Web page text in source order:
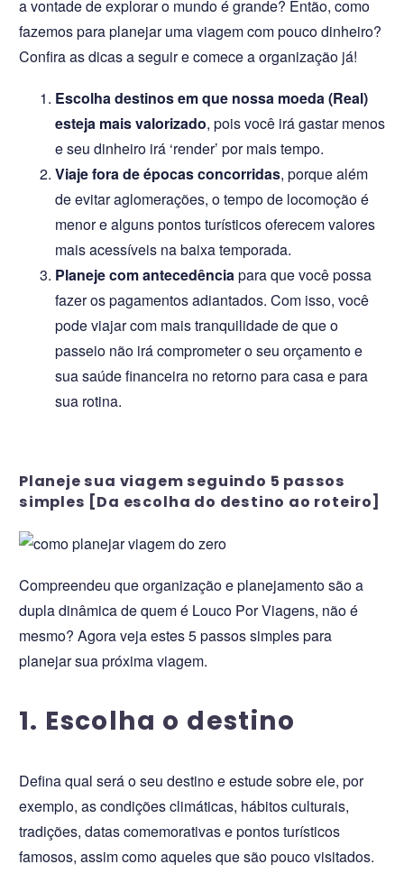
a vontade de explorar o mundo é grande? Então, como
fazemos para planejar uma viagem com pouco dinheiro?
Confira as dicas a seguir e comece a organização já!
Escolha destinos em que nossa moeda (Real)
esteja mais valorizado, pois você irá gastar menos
e seu dinheiro irá ‘render’ por mais tempo.
Viaje fora de épocas concorridas, porque além
de evitar aglomerações, o tempo de locomoção é
menor e alguns pontos turísticos oferecem valores
mais acessíveis na baixa temporada.
Planeje com antecedênciapara que você possa
fazer os pagamentos adiantados. Com isso, você
pode viajar com mais tranquilidade de que o
passeio não irá comprometer o seu orçamento e
sua saúde financeira no retorno para casa e para
sua rotina.
Planeje sua viagem seguindo 5 passos
simples [Da escolha do destino ao roteiro]
Compreendeu que organização e planejamento são a
dupla dinâmica de quem é Louco Por Viagens, não é
mesmo? Agora veja estes 5 passos simples para
planejar sua próxima viagem.
1. Escolha o destino
Defina qual será o seu destino e estude sobre ele, por
exemplo, as condições climáticas, hábitos culturais,
tradições, datas comemorativas e pontos turísticos
famosos, assim como aqueles que são pouco visitados.